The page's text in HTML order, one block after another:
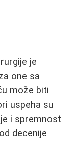
je
one sa
može biti
uspeha su
i spremnost
decenije